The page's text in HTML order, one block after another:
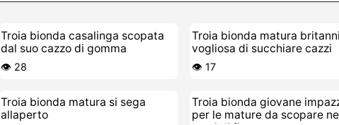
Troia bionda casalinga scopata
dal suo cazzo di gomma
👁️ 28
Troia bionda matura
vogliosa di succhiare cazzi
👁️ 17
Troia bionda matura si sega
allaperto
Troia bionda giovane
per le mature da scopare